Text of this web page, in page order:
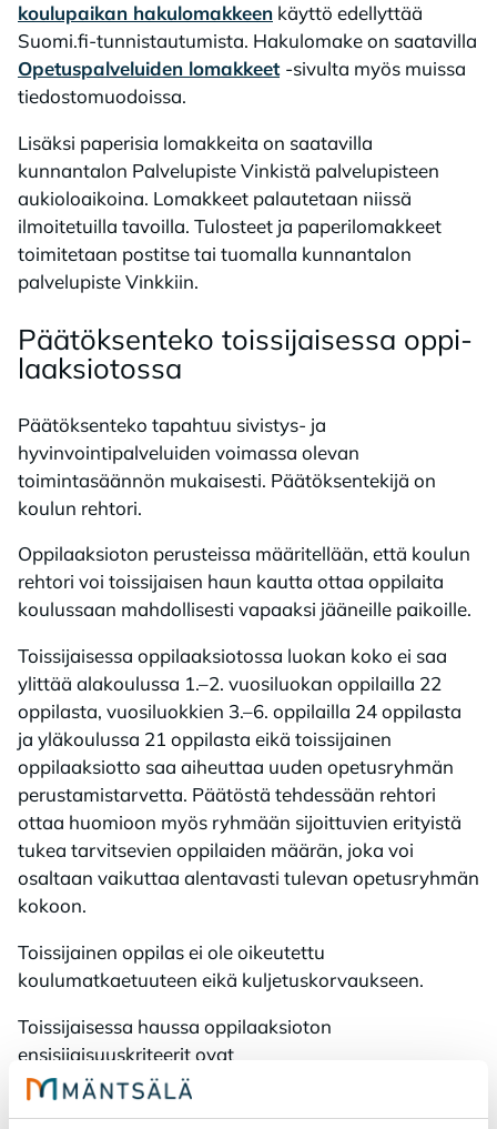
koulupaikan hakulomakkeen käyttö edellyttää
Suomi.fi-tunnistautumista. Hakulomake on saatavilla
Opetuspalveluiden lomakkeet -sivulta myös muissa
tiedostomuodoissa.
Lisäksi paperisia lomakkeita on saatavilla
kunnantalon Palvelupiste Vinkistä palvelupisteen
aukioloaikoina. Lomakkeet palautetaan niissä
ilmoitetuilla tavoilla. Tulosteet ja paperilomakkeet
toimitetaan postitse tai tuomalla kunnantalon
palvelupiste Vinkkiin.
Pää­tök­sen­te­ko tois­si­jai­ses­sa op­pi­
laak­sio­tos­sa
Päätöksenteko tapahtuu sivistys- ja
hyvinvointipalveluiden voimassa olevan
toimintasäännön mukaisesti. Päätöksentekijä on
koulun rehtori.
Oppilaaksioton perusteissa määritellään, että koulun
rehtori voi toissijaisen haun kautta ottaa oppilaita
koulussaan mahdollisesti vapaaksi jääneille paikoille.
Toissijaisessa oppilaaksiotossa luokan koko ei saa
ylittää alakoulussa 1.–2. vuosiluokan oppilailla 22
oppilasta, vuosiluokkien 3.–6. oppilailla 24 oppilasta
ja yläkoulussa 21 oppilasta eikä toissijainen
oppilaaksiotto saa aiheuttaa uuden opetusryhmän
perustamistarvetta. Päätöstä tehdessään rehtori
ottaa huomioon myös ryhmään sijoittuvien erityistä
tukea tarvitsevien oppilaiden määrän, joka voi
osaltaan vaikuttaa alentavasti tulevan opetusryhmän
kokoon.
Toissijainen oppilas ei ole oikeutettu
koulumatkaetuuteen eikä kuljetuskorvaukseen.
Toissijaisessa haussa oppilaaksioton
ensisijaisuuskriteerit ovat
Oppilas asuu Mäntsälässä.